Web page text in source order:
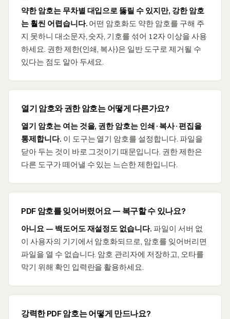
약한 암호는 무차별 대입으로 뚫릴 수 있지만, 강한 암호
는 훨씬 어렵습니다. 어떤 암호화도 약한 암호를 구해 주
지 못하니 대소문자, 숫자, 기호를 섞어 12자 이상을 사용
하세요. 권한 제한(인쇄, 복사)은 일반 도구로 제거될 수
있다는 점도 알아 두세요.
열기 암호와 권한 암호는 어떻게 다른가요?
열기 암호는 여는 것을, 권한 암호는 인쇄·복사·편집을
통제합니다. 이 도구는 열기 암호를 설정합니다. 파일을
닫아 두는 것이 바로 그것이기 때문입니다. 권한 제한은
다른 도구가 떼어낼 수 있는 느슨한 제한입니다.
PDF 암호를 잊어버렸어요 — 복구할 수 있나요?
아니요 — 백도어도 재설정도 없습니다. 파일이 서버 없
이 사용자의 기기에서 암호화되므로, 암호를 잊어버리면
파일을 열 수 없습니다. 암호 관리자에 저장하고, 오타를
막기 위해 확인 입력란을 활용하세요.
강력한 PDF 암호는 어떻게 만드나요?